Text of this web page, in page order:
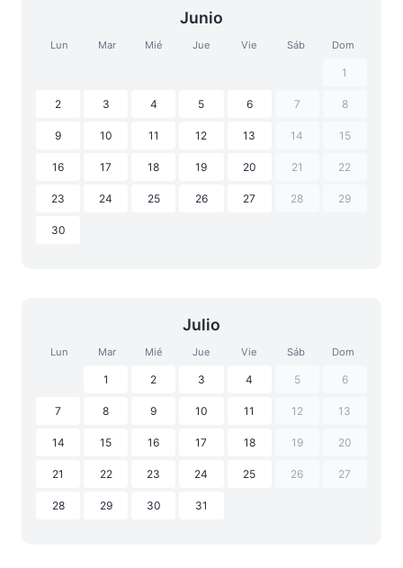
Junio
Lun Mar Mié Jue Vie Sáb Dom
1
2 3 4 5 6 7 8
9 10 11 12 13 14 15
16 17 18 19 20 21 22
23 24 25 26 27 28 29
30
Julio
Lun Mar Mié Jue Vie Sáb Dom
1 2 3 4 5 6
7 8 9 10 11 12 13
14 15 16 17 18 19 20
21 22 23 24 25 26 27
28 29 30 31